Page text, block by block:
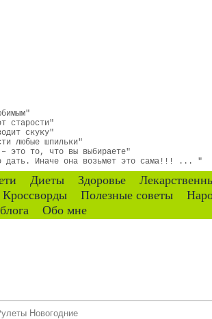
старости"
скуку"
любые шпильки"
это то, что вы выбираете"
дать. Иначе она возьмет это сама!!! ... "
Диеты Здоровье
Кроссворды Полезные советы
Обо мне
Новогодние